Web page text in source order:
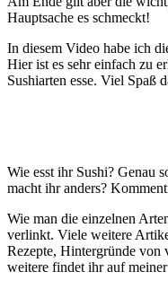
Hauptsache es schmeckt!
In diesem Video habe ich
Hier ist es sehr einfach zu
Sushiarten esse. Viel Spaß
Wie esst ihr Sushi? Genau
macht ihr anders?
Wie man die einzelnen
verlinkt. Viele weitere
Rezepte, Hintergründe von
weitere findet ihr auf